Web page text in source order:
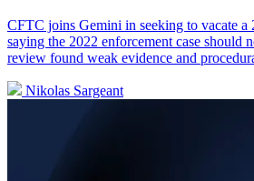
CFTC joins Gemini in seeking to vacate a
saying the 2022 enforcement case should
review found weak evidence and
Nikolas Sargeant